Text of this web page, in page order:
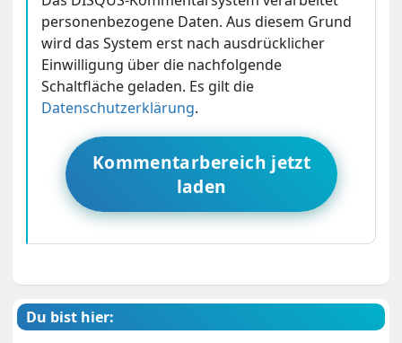
personenbezogene Daten. Aus diesem Grund
wird das System erst nach ausdrücklicher
Einwilligung über die nachfolgende
Schaltfläche geladen. Es gilt die
Datenschutzerklärung.
Kommentarbereich jetzt
laden
Du bist hier: